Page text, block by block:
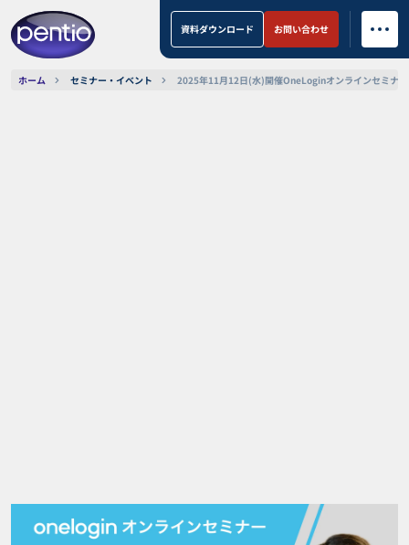
資料ダウンロード お問い合わせ
ホーム セミナー・イベント 2025年11月12日(水)開催OneLoginオンラインセミナー